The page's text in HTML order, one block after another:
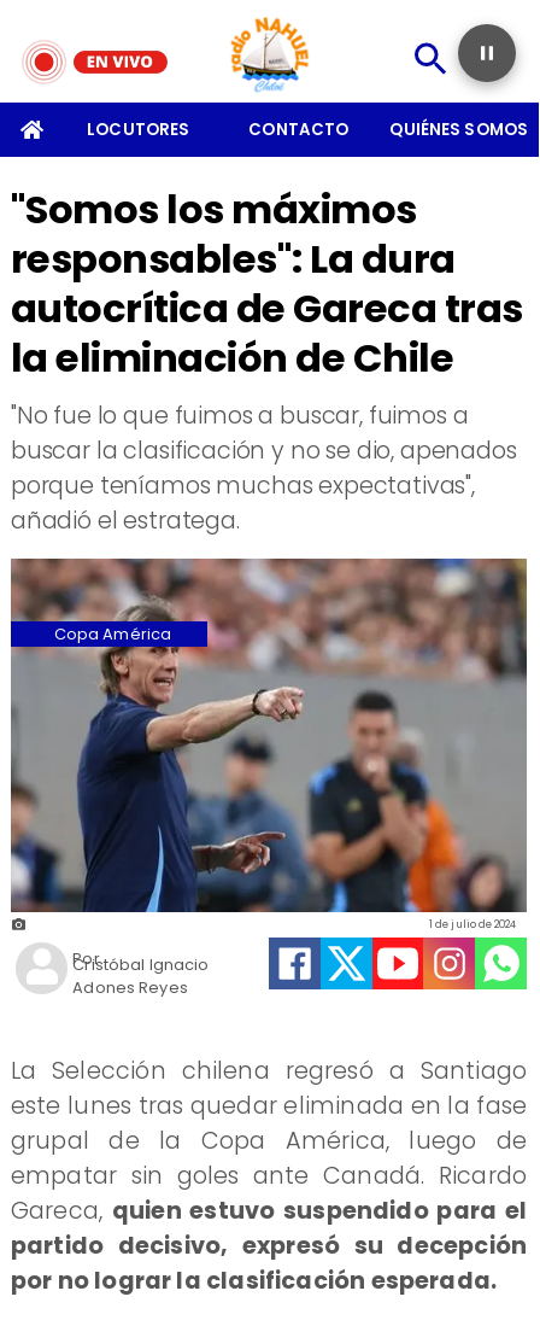
CONTACTO QUIÉNES SOMOS LOCUTORES
"Somos los máximos
responsables": La dura
autocrítica de Gareca tras
la eliminación de Chile
​"No fue lo que fuimos a buscar, fuimos a
buscar la clasificación y no se dio, apenados
porque teníamos muchas expectativas",
añadió el estratega.
Cristóbal Ignacio
Adones Reyes
1 de julio de 2024
Copa América
Por
La Selección chilena regresó a Santiago
este lunes tras quedar eliminada en la fase
grupal de la Copa América, luego de
empatar sin goles ante Canadá. Ricardo
Gareca, quien estuvo suspendido para el
partido decisivo, expresó su decepción
por no lograr la clasificación esperada.